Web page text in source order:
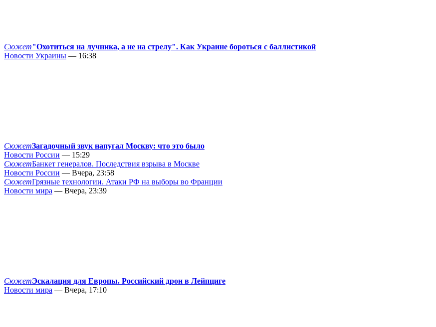
Сюжет"Охотиться на лучника, а не на стрелу". Как Украине бороться с баллистикой
Новости Украины — 16:38
СюжетЗагадочный звук напугал Москву: что это было
Новости России — 15:29
СюжетБанкет генералов. Последствия взрыва в Москве
Новости России — Вчера, 23:58
СюжетГрязные технологии. Атаки РФ на выборы во Франции
Новости мира — Вчера, 23:39
СюжетЭскалация для Европы. Российский дрон в Лейпциге
Новости мира — Вчера, 17:10